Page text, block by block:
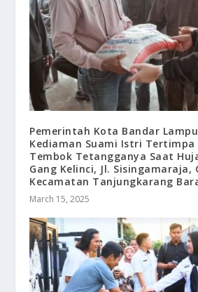
Pemerintah Kota Bandar
Kediaman Suami Istri Tertimpa
Tembok Tetangganya Saat
Gang Kelinci, Jl. Sisingamaraja,
Kecamatan Tanjungkarang
March 15, 2025